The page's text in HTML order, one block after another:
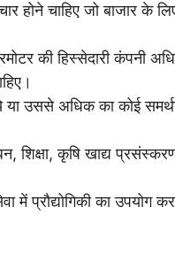
होने चाहिए जो बाजार के
की हिस्सेदारी कंपनी
उससे अधिक का कोई समर्थन
शिक्षा, कृषि खाद्य
प्रौद्योगिकी का उपयोग